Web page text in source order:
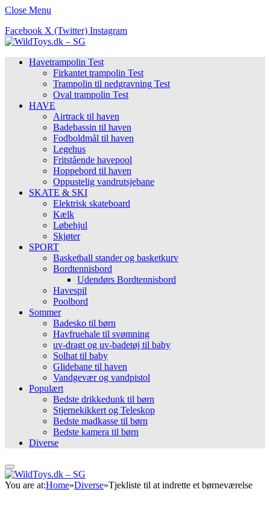
Close Menu
Facebook X (Twitter) Instagram
Havetrampolin Test
Firkantet trampolin Test
Trampolin til nedgravning Test
Oval trampolin Test
HAVE
Airtrack til haven
Badebassin til haven
Fodboldmål til haven
Legehus
Fritstående havepool
Hoppebord til haven
Oppustelig vandrutsjebane
SKATE & SKI
Elektrisk skateboard
Kælk
Løbehjul
Skjøter
SPORT
Basketball stander og basketkurv
Bordtennisbord
Udendørs Bordtennisbord
Havespil
Poolbord
Sommer
Badesko til børn
Havfruehale til svømning
uv-dragt og uv-badetøj til baby
Solhat til baby
Glidebane til haven
Vandgevær og vandpistol
Populært
Bedste drikkedunk til børn
Stjernekikkert og Teleskop
Bedste madkasse til børn
Bedste kamera til børn
Diverse
You are at:Home»Diverse»Tjekliste til at indrette et børneværelse